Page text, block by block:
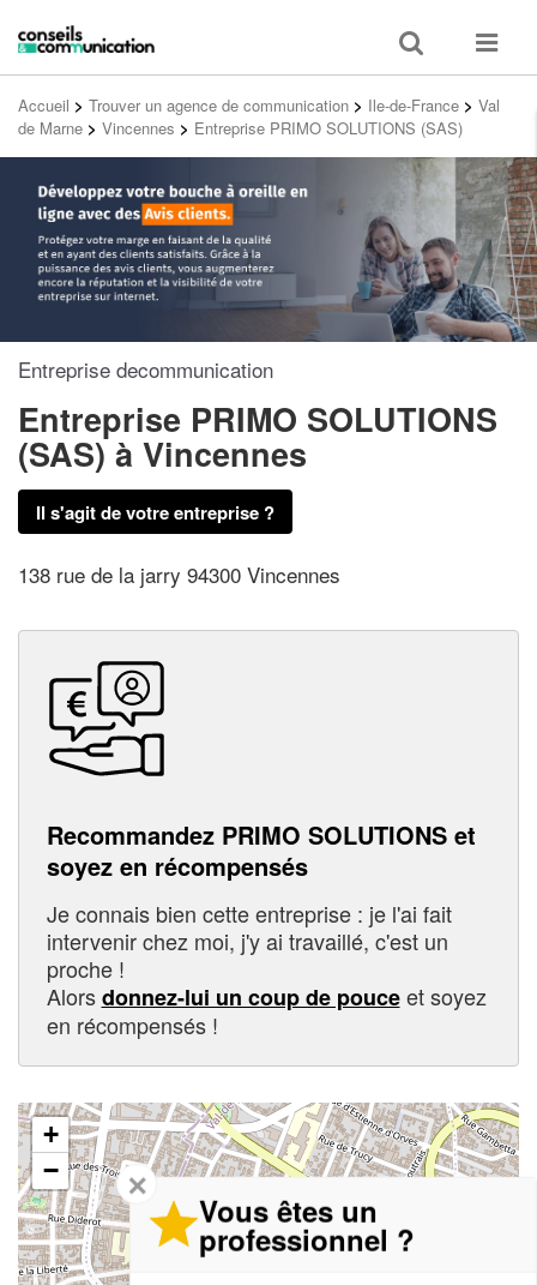
Toggle
search
Toggle
Accueil > Trouver un agence de communication > Ile-de-France > Val
de Marne > Vincennes > Entreprise PRIMO SOLUTIONS (SAS)
Entreprise decommunication
Entreprise PRIMO SOLUTIONS
(SAS)à Vincennes
Il s'agit de votre entreprise ?
138 rue de la jarry 94300 Vincennes
Recommandez PRIMO SOLUTIONS et
soyez en récompensés
Je connais bien cette entreprise : je l'ai fait
intervenir chez moi, j'y ai travaillé, c'est un
proche !
Alorsdonnez-lui un coup de pouceet soyez
en récompensés !
+
−
✕
Vous êtes un
professionnel ?